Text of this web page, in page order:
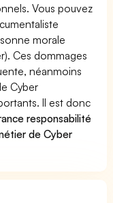
Vous pouvez
morale
Ces dommages
néanmoins
Cyber
Il est donc
responsabilité
de Cyber